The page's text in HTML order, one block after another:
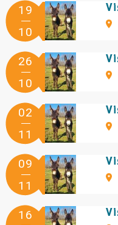
19
10
26
10
02
11
09
11
16